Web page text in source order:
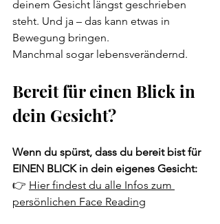
deinem Gesicht längst geschrieben
steht. Und ja – das kann etwas in
Bewegung bringen.
Manchmal sogar lebensverändernd.
Bereit für einen Blick in
dein Gesicht?
Wenn du spürst, dass du bereit bist für
EINEN BLICK in dein eigenes Gesicht:
👉 Hier findest du alle Infos zum
persönlichen Face Reading